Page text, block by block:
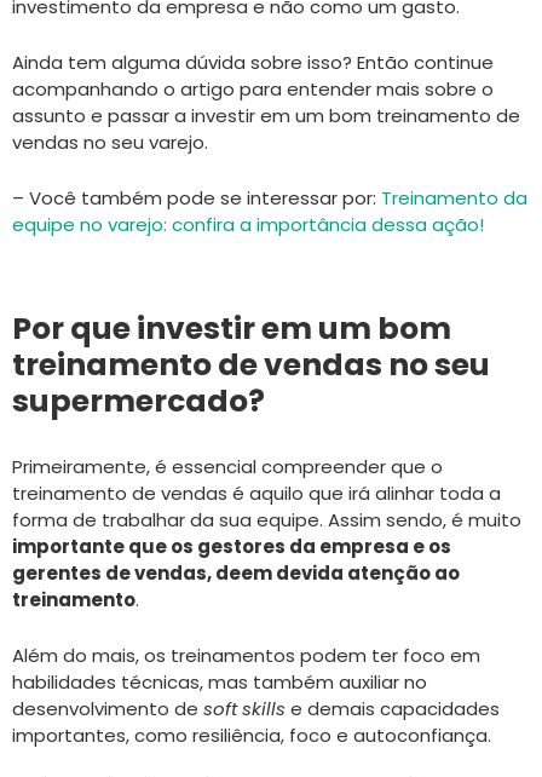
investimento da empresa e não como um gasto.
Ainda tem alguma dúvida sobre isso? Então continue
acompanhando o artigo para entender mais sobre o
assunto e passar a investir em um bom treinamento de
vendas no seu varejo.
– Você também pode se interessar por: Treinamento da
equipe no varejo: confira a importância dessa ação!
Por que investir em um bom
treinamento de vendas no seu
supermercado?
Primeiramente, é essencial compreender que o
treinamento de vendas é aquilo que irá alinhar toda a
forma de trabalhar da sua equipe. Assim sendo, é muito
importante que os gestores da empresa e os
gerentes de vendas, deem devida atenção ao
treinamento.
Além do mais, os treinamentos podem ter foco em
habilidades técnicas, mas também auxiliar no
desenvolvimento de soft skills e demais capacidades
importantes, como resiliência, foco e autoconfiança.